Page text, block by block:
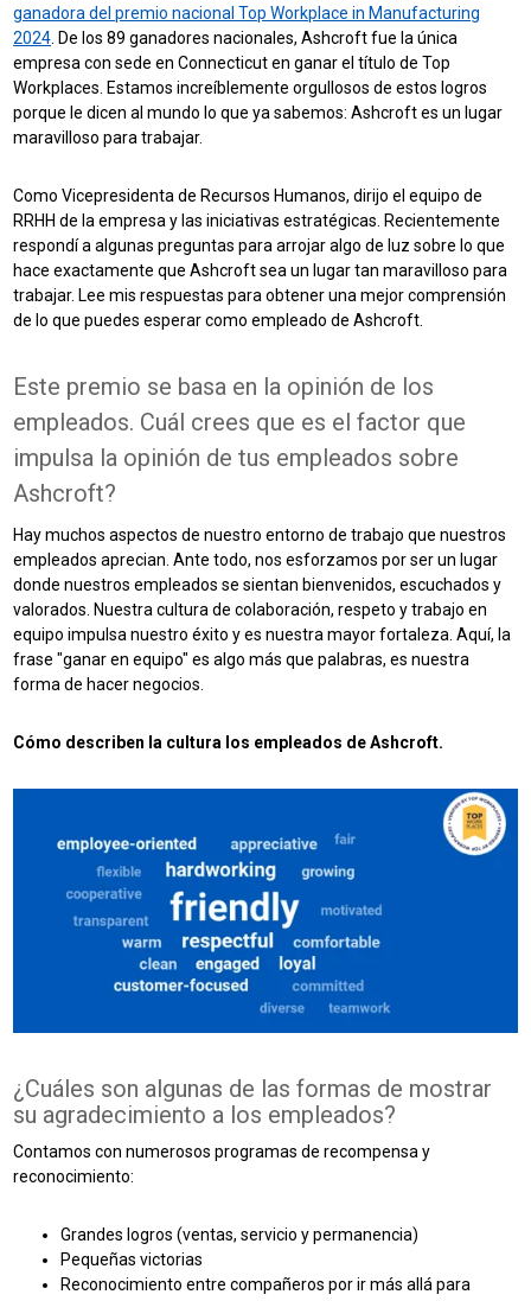
ganadora del premio nacional Top Workplace in Manufacturing
2024 . De los 89 ganadores nacionales, Ashcroft fue la única
empresa con sede en Connecticut en ganar el título de Top
Workplaces. Estamos increíblemente orgullosos de estos logros
porque le dicen al mundo lo que ya sabemos: Ashcroft es un lugar
maravilloso para trabajar.
Como Vicepresidenta de Recursos Humanos, dirijo el equipo de
RRHH de la empresa y las iniciativas estratégicas. Recientemente
respondí a algunas preguntas para arrojar algo de luz sobre lo que
hace exactamente que Ashcroft sea un lugar tan maravilloso para
trabajar. Lee mis respuestas para obtener una mejor comprensión
de lo que puedes esperar como empleado de Ashcroft.
Este premio se basa en la opinión de los
empleados. Cuál crees que es el factor que
impulsa la opinión de tus empleados sobre
Ashcroft?
Hay muchos aspectos de nuestro entorno de trabajo que nuestros
empleados aprecian. Ante todo, nos esforzamos por ser un lugar
donde nuestros empleados se sientan bienvenidos, escuchados y
valorados. Nuestra cultura de colaboración, respeto y trabajo en
equipo impulsa nuestro éxito y es nuestra mayor fortaleza. Aquí, la
frase "ganar en equipo" es algo más que palabras, es nuestra
forma de hacer negocios.
Cómo describen la cultura los empleados de Ashcroft.
¿Cuáles son algunas de las formas de mostrar
su agradecimiento a los empleados?
Contamos con numerosos programas de recompensa y
reconocimiento:
Grandes logros (ventas, servicio y permanencia)
Pequeñas victorias
Reconocimiento entre compañeros por ir más allá para